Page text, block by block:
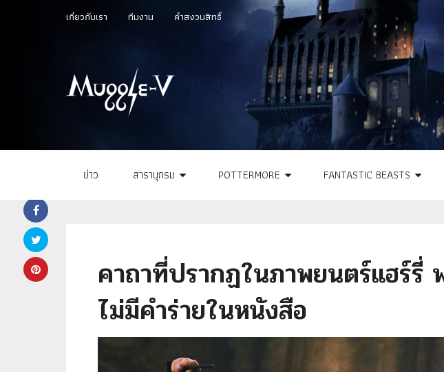
เกี่ยวกับเรา ทีมงาน คำสงวนสิทธิ์
ข่าว สารานุกรม POTTERMORE FANTASTIC BEASTS
คาถาที่ปรากฏในภาพยนตร์แฮร์รี่
ไม่มีคำร่ายในหนังสือ